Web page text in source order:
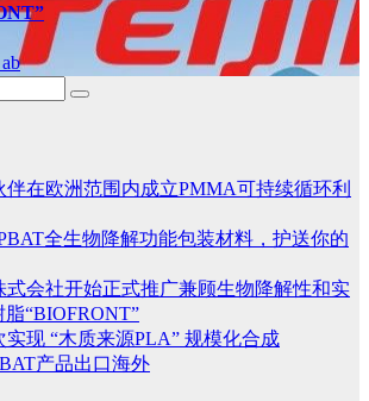
伴在欧洲范围内成立PMMA可持续循环利
全生物降解功能包装材料，护送你的
式会社开始正式推广兼顾生物降解性和实
“BIOFRONT”
实现 “木质来源PLA” 规模化合成
产品出口海外